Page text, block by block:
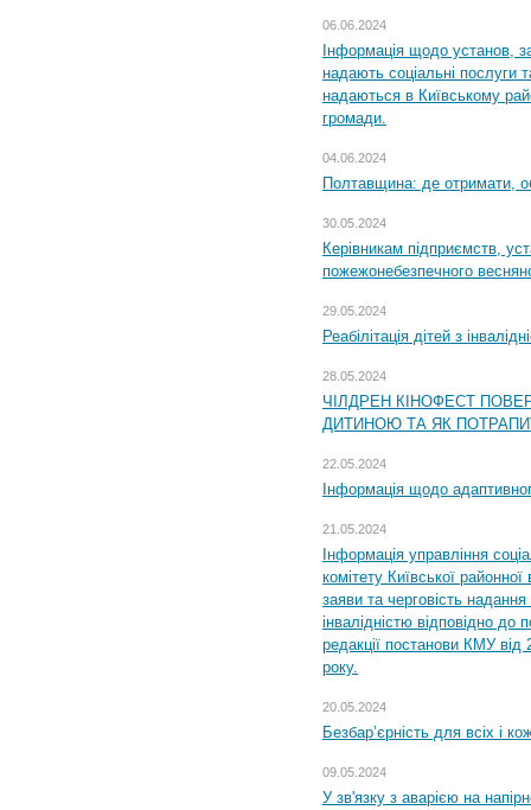
06.06.2024
Інформація щодо установ,
надають соціальні послуги
надаються в Київському
громади.
04.06.2024
Полтавщина: де отримати,
30.05.2024
Керівникам підприємств,
пожежонебезпечного
29.05.2024
Реабілітація дітей з
28.05.2024
ЧІЛДРЕН КІНОФЕСТ
ДИТИНОЮ ТА ЯК
22.05.2024
Інформація щодо
21.05.2024
Інформація управління
комітету Київської
заяви та черговість надання
інвалідністю відповідно
редакції постанови КМУ від
року.
20.05.2024
Безбар’єрність для всіх і
09.05.2024
У зв'язку з аварією на